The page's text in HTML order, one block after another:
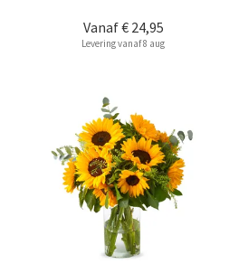
Vanaf€ 24,95
Levering vanaf 8 aug